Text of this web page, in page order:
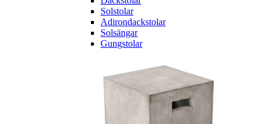
Solstolar
Adirondackstolar
Solsängar
Gungstolar